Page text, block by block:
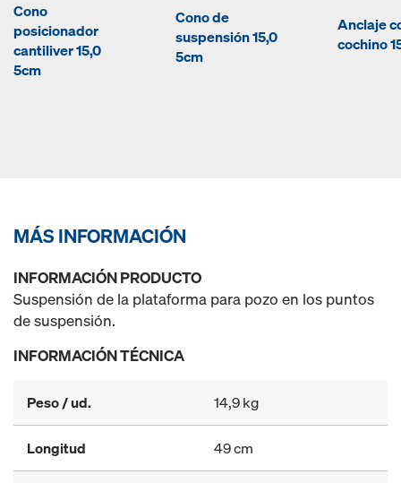
Cono
posicionador
cantiliver 15,0
5cm
Cono de
suspensión 15,0
5cm
Anclaje
cochino
MÁS INFORMACIÓN
INFORMACIÓN PRODUCTO
Suspensión de la plataforma para pozo en los puntos
de suspensión.
INFORMACIÓN TÉCNICA
Peso / ud. 14,9 kg
Longitud 49 cm